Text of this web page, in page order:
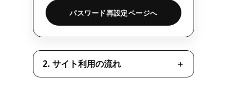
パスワード再設定ページへ
2. サイト利用の流れ